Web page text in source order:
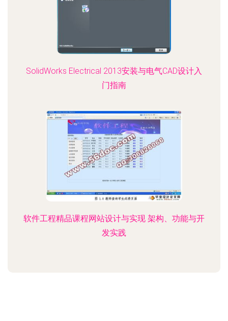
SolidWorks Electrical 2013安装与电气CAD设计入
门指南
软件工程精品课程网站设计与实现 架构、功能与开
发实践